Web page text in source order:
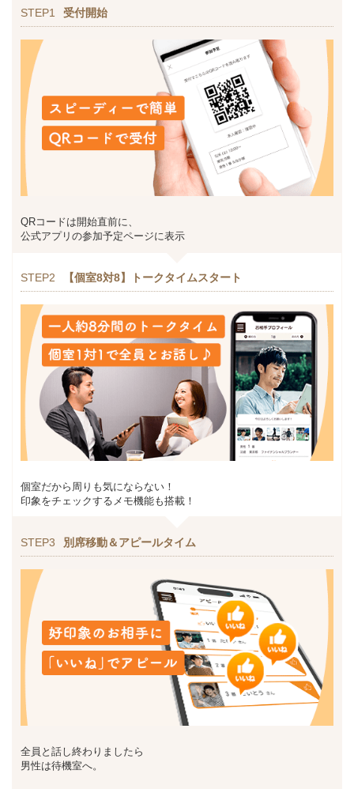
STEP1 受付開始
QRコードは開始直前に、
公式アプリの参加予定ページに表示
STEP2 【個室8対8】トークタイムスタート
個室だから周りも気にならない！
印象をチェックするメモ機能も搭載！
STEP3 別席移動＆アピールタイム
全員と話し終わりましたら
男性は待機室へ。